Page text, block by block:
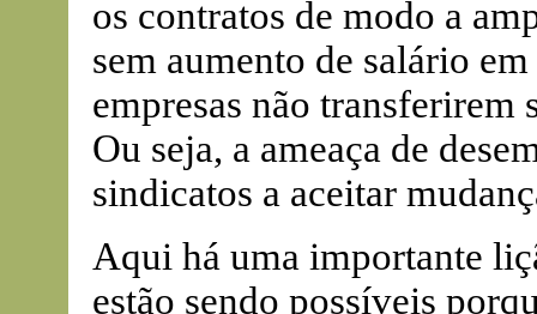
os contratos de modo a
sem aumento de salário
empresas não transferirem
Ou seja, a ameaça de
sindicatos a aceitar
Aqui há uma importante
estão sendo possíveis